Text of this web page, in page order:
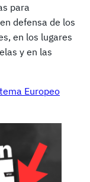
para
defensa de los
en los lugares
y en las
Europeo